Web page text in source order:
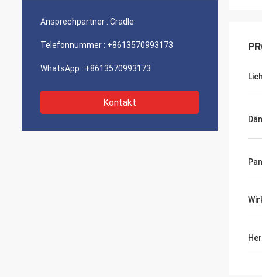
Ansprechpartner : Cradle
Telefonnummer : +8613570993173
WhatsApp : +8613570993173
Kontakt